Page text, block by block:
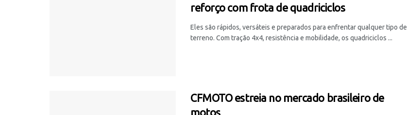
reforço com frota de quadriciclos
Eles são rápidos, versáteis e preparados para enfrentar qualquer tipo de
terreno. Com tração 4x4, resistência e mobilidade, os quadriciclos ...
CFMOTO estreia no mercado brasileiro de
motos